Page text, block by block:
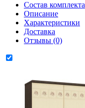
Состав комплекта
Описание
Характеристики
Доставка
Отзывы (0)